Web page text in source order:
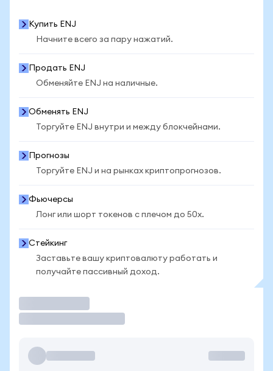
Купить ENJ
Начните всего за пару нажатий.
Продать ENJ
Обменяйте ENJ на наличные.
Обменять ENJ
Торгуйте ENJ внутри и между блокчейнами.
Прогнозы
Торгуйте ENJ и на рынках криптопрогнозов.
Фьючерсы
Лонг или шорт токенов с плечом до 50x.
Стейкинг
Заставьте вашу криптовалюту работать и
получайте пассивный доход.